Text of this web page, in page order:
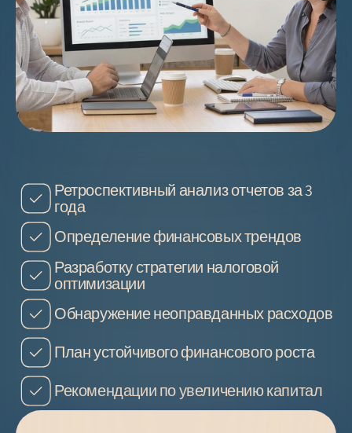
на встрече
Ретроспективный анализ отчетов за 3
года
Определение финансовых трендов
Разработку стратегии налоговой
оптимизации
Обнаружение неоправданных расходов
План устойчивого финансового роста
Рекомендации по увеличению капитал